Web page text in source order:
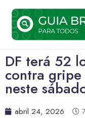
DF terá 52
contra gripe
neste
abril 24, 2026